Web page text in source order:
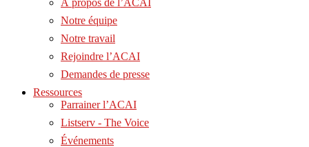
À propos de l’ACAI
Notre équipe
Notre travail
Rejoindre l’ACAI
Demandes de presse
Ressources
Parrainer l’ACAI
Listserv - The Voice
Événements